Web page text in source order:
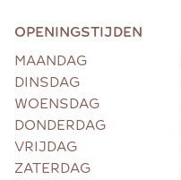
OPENINGSTIJDEN
MAANDAG
DINSDAG
WOENSDAG
DONDERDAG
VRIJDAG
ZATERDAG